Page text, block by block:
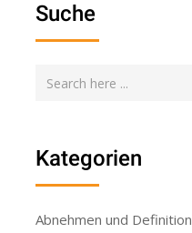
Suche
Kategorien
Abnehmen und Definition